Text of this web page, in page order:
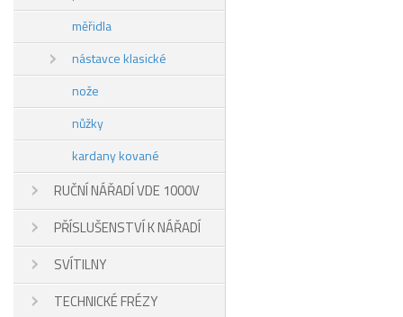
měřidla
nástavce klasické
nože
nůžky
kardany kované
RUČNÍ NÁŘADÍ VDE 1000V
PŘÍSLUŠENSTVÍ K NÁŘADÍ
SVÍTILNY
TECHNICKÉ FRÉZY